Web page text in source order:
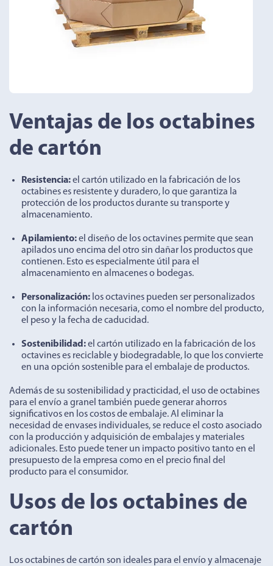
Ventajas de los octabines
de cartón
Resistencia:el cartón utilizado en la fabricación de los
octabines es resistente y duradero, lo que garantiza la
protección de los productos durante su transporte y
almacenamiento.
Apilamiento:el diseño de los octavines permite que sean
apilados uno encima del otro sin dañar los productos que
contienen. Esto es especialmente útil para el
almacenamiento en almacenes o bodegas.
Personalización: los octavines pueden ser personalizados
con la información necesaria, como el nombre del producto,
el peso y la fecha de caducidad.
Sostenibilidad:el cartón utilizado en la fabricación de los
octavines es reciclable y biodegradable, lo que los convierte
en una opción sostenible para el embalaje de productos.
Además de su sostenibilidad y practicidad, el uso de octabines
para el envío a granel también puede generar ahorros
significativos en los costos de embalaje. Al eliminar la
necesidad de envases individuales, se reduce el costo asociado
con la producción y adquisición de embalajes y materiales
adicionales. Esto puede tener un impacto positivo tanto en el
presupuesto de la empresa como en el precio final del
producto para el consumidor.
Usos de los octabines de
cartón
Los octabines de cartón son ideales para el envío y almacenaje